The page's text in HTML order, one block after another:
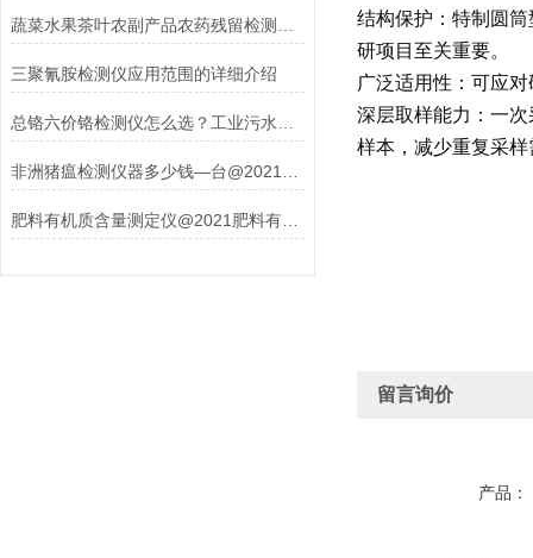
三聚氰胺检测仪应用范围的详细介绍
肥料有机质含量测定仪@2021肥料有机质检测
结构保护 ：特制圆
研项目至关重要。
广泛适用性 ：可应
深层取样能力 ：一
样本，减少重复采样
留言询价
产品：